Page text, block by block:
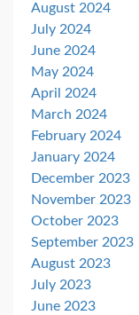
August 2024
July 2024
June 2024
May 2024
April 2024
March 2024
February 2024
January 2024
December 2023
November 2023
October 2023
September 2023
August 2023
July 2023
June 2023